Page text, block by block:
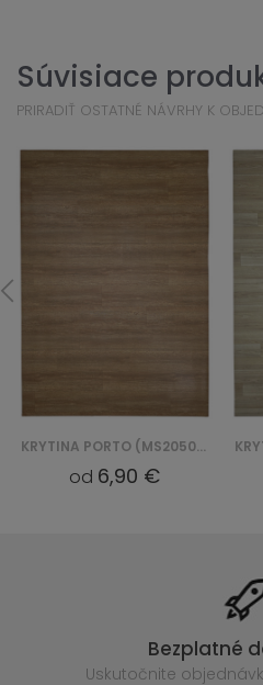
Súvisiace
PRIRADIŤ OSTATNÉ NÁVRHY K
KRYTINA PORTO (MS20502003)
od 6,90 €
Bezplatné
Uskutočnite